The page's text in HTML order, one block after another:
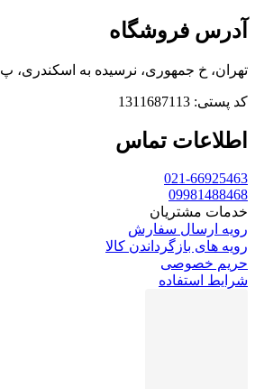
آدرس فروشگاه
تهران، خ جمهوری، نرسیده به اسکندری، پ 1411، واحد 1
کد پستی: 1311687113
اطلاعات تماس
021-66925463
09981488468
خدمات مشتریان
رویه ارسال سفارش
رویه های بازگرداندن کالا
حریم خصوصی
شرایط استفاده